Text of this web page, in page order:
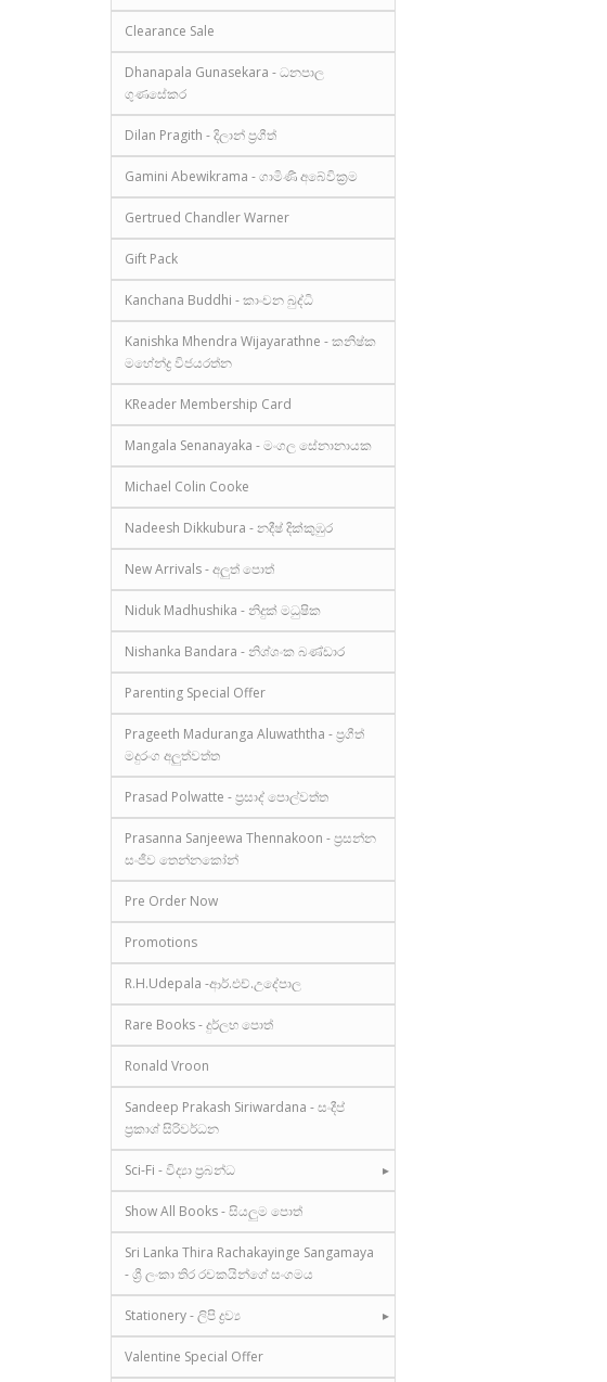
Clearance Sale
Dhanapala Gunasekara - ධනපාල
ගුණසේකර
Dilan Pragith - දිලාන් ප්‍රගීත්
Gamini Abewikrama - ගාමිණී අබේවික්‍රම
Gertrued Chandler Warner
Gift Pack
Kanchana Buddhi - කාංචන බුද්ධි
Kanishka Mhendra Wijayarathne - කනිෂ්ක
මහේන්ද්‍ර විජයරත්න
KReader Membership Card
Mangala Senanayaka - මංගල සේනානායක
Michael Colin Cooke
Nadeesh Dikkubura - නදීෂ් දික්කුඹුර
New Arrivals - අලුත් පොත්
Niduk Madhushika - නිදුක් මධුෂික
Nishanka Bandara - නිශ්ශංක බණ්ඩාර
Parenting Special Offer
Prageeth Maduranga Aluwaththa - ප්‍රගීත්
මදුරංග අලුත්වත්ත
Prasad Polwatte - ප්‍රසාද් පොල්වත්ත
Prasanna Sanjeewa Thennakoon - ප්‍රසන්න
සංජීව තෙන්නකෝන්
Pre Order Now
Promotions
R.H.Udepala -ආර්.එච්.උදේපාල
Rare Books - දුර්ලභ පොත්
Ronald Vroon
Sandeep Prakash Siriwardana - සංදීප්
ප්‍රකාශ් සිරිවර්ධන
Sci-Fi - විද්‍යා ප්‍රබන්ධ
Show All Books - සියලුම පොත්
Sri Lanka Thira Rachakayinge Sangamaya
- ශ්‍රී ලංකා තිර රචකයින්ගේ සංගමය
Stationery - ලිපි ද්‍රව්‍ය
Valentine Special Offer